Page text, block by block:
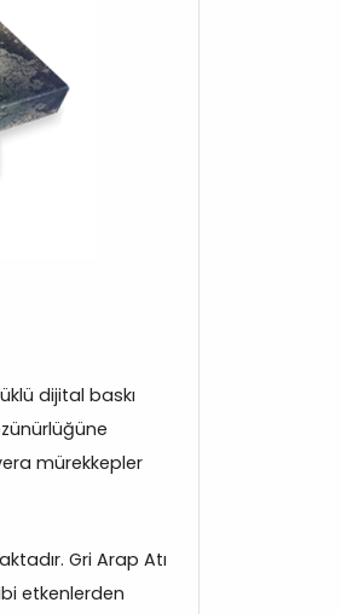
dijital baskı
mürekkepler
Gri Arap Atı
etkenlerden